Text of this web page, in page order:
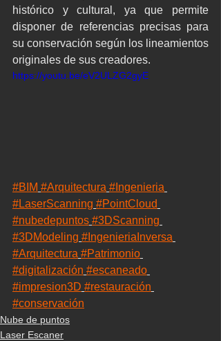
histórico y cultural, ya que permite
disponer de referencias precisas para
su conservación según los lineamientos
originales de sus creadores.
https://youtu.be/eV2ULZG2gyE
#BIM #Arquitectura #Ingenieria
#LaserScanning #PointCloud
#nubedepuntos #3DScanning
#3DModeling #IngenieriaInversa
#Arquitectura #Patrimonio
#digitalización #escaneado
#impresion3D #restauración
#conservación
Nube de puntos
Laser Escaner